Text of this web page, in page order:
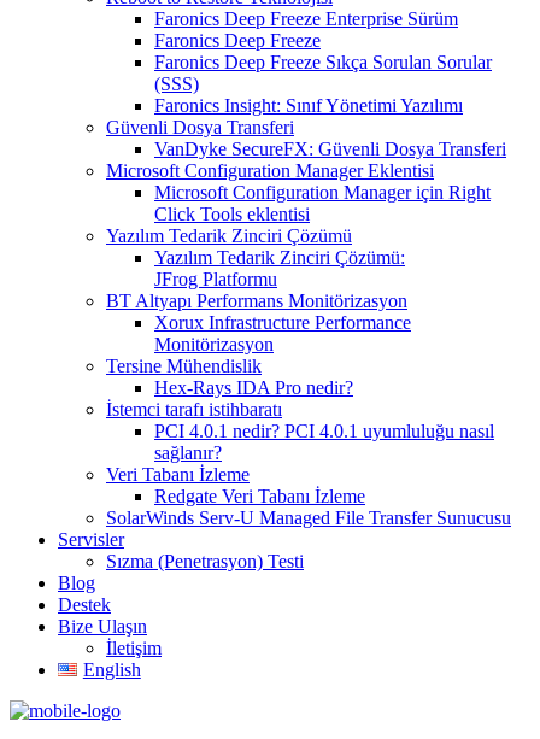
Faronics Deep Freeze Enterprise Sürüm
Faronics Deep Freeze
Faronics Deep Freeze Sıkça Sorulan Sorular
(SSS)
Faronics Insight: Sınıf Yönetimi Yazılımı
Güvenli Dosya Transferi
VanDyke SecureFX: Güvenli Dosya Transferi
Microsoft Configuration Manager Eklentisi
Microsoft Configuration Manager için Right
Click Tools eklentisi
Yazılım Tedarik Zinciri Çözümü
Yazılım Tedarik Zinciri Çözümü:
JFrog Platformu
BT Altyapı Performans Monitörizasyon
Xorux Infrastructure Performance
Monitörizasyon
Tersine Mühendislik
Hex-Rays IDA Pro nedir?
İstemci tarafı istihbaratı
PCI 4.0.1 nedir? PCI 4.0.1 uyumluluğu nasıl
sağlanır?
Veri Tabanı İzleme
Redgate Veri Tabanı İzleme
SolarWinds Serv-U Managed File Transfer Sunucusu
Servisler
Sızma (Penetrasyon) Testi
Blog
Destek
Bize Ulaşın
İletişim
English